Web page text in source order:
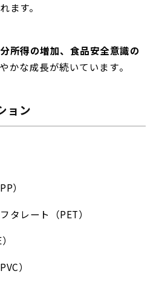
ます。
所得の増加、食品安全意識の
かな成長が続いています。
ョン
）
タレート（PET）
）